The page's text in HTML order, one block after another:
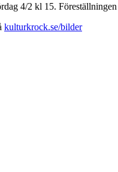
4/2 kl 15.
kulturkrock.se/bilder